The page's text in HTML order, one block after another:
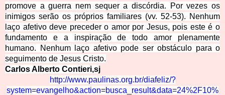
promove a guerra nem sequer a discórdia. Por vezes os
inimigos serão os próprios familiares (vv. 52-53). Nenhum
laço afetivo deve preceder o amor por Jesus, pois este é o
fundamento e a inspiração de todo amor plenamente
humano. Nenhum laço afetivo pode ser obstáculo para o
seguimento de Jesus Cristo.
Carlos Alberto Contieri,sj
http://www.paulinas.org.br/diafeliz/?
system=evangelho&action=busca_result&data=24%2F10%